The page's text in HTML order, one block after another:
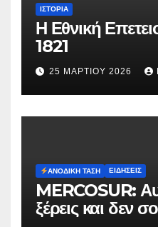
ΙΣΤΟΡΊΑ
Η Εθνική
1821
25 ΜΑΡΤΊΟΥ 2026
ΑΝΟΔΙΚΉ ΤΆΣΗ ΕΙΔΉΣΕΙΣ
MERCOSUR:
ξέρεις και δεν